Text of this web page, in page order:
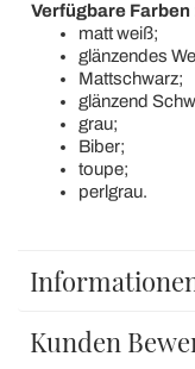
Verfügbare Farben
matt weiß;
glänzendes
Mattschwarz;
glänzend
grau;
Biber;
toupe;
perlgrau.
Kunden